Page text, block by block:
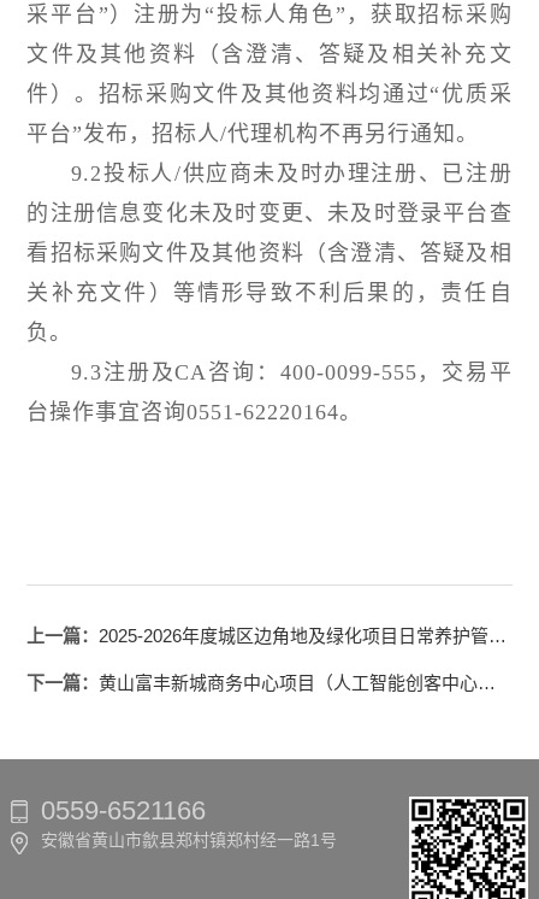
采平台”）注册为“投标人角色”，获取招标采购
文件及其他资料（含澄清、答疑及相关补充文
件）。招标采购文件及其他资料均通过“优质采
平台”发布，招标人/代理机构不再另行通知。
9.2投标人/供应商未及时办理注册、已注册
的注册信息变化未及时变更、未及时登录平台查
看招标采购文件及其他资料（含澄清、答疑及相
关补充文件）等情形导致不利后果的，责任自
负。
9.3注册及CA咨询：400-0099-555，交易平
台操作事宜咨询0551-62220164。
上一篇： 2025-2026年度城区边角地及绿化项目日常养护管理项目招标公告
下一篇：黄山富丰新城商务中心项目（人工智能创客中心）结算审计服务采购项目成交结果公告
0559-6521166
安徽省黄山市歙县郑村镇郑村经一路1号